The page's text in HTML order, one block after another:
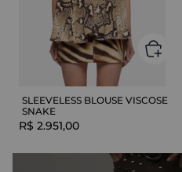
SLEEVELESS BLOUSE VISCOSE
SNAKE
R$ 2.951,00